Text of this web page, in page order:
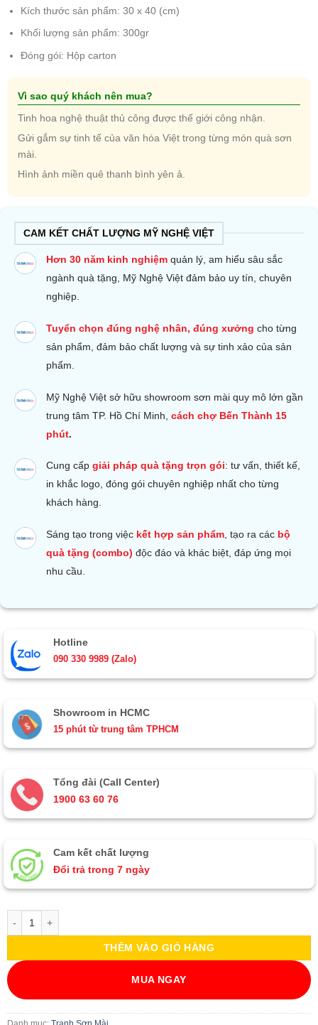
Kích thước sản phẩm: 30 x 40 (cm)
Khối lượng sản phẩm: 300gr
Đóng gói: Hộp carton
Vì sao quý khách nên mua?
Tinh hoa nghệ thuật thủ công được thế giới công nhận.
Gửi gắm sự tinh tế của văn hóa Việt trong từng món quà sơn
mài.
Hình ảnh miền quê thanh bình yên ả.
CAM KẾT CHẤT LƯỢNG MỸ NGHỆ VIỆT
Hơn 30 năm kinh nghiệm quản lý, am hiểu sâu sắc
ngành quà tặng, Mỹ Nghệ Việt đảm bảo uy tín, chuyên
nghiệp.
Tuyển chọn đúng nghệ nhân, đúng xưởngcho từng
sản phẩm, đảm bảo chất lượng và sự tinh xảo của sản
phẩm.
Mỹ Nghệ Việt sở hữu showroom sơn mài quy mô lớn gần
trung tâm TP. Hồ Chí Minh,cách chợ Bến Thành 15
phút.
Cung cấpgiải pháp quà tặng trọn gói: tư vấn, thiết kế,
in khắc logo, đóng gói chuyên nghiệp nhất cho từng
khách hàng.
Sáng tạo trong việc kết hợp sản phẩm , tạo ra các bộ
quà tặng (combo) độc đáo và khác biệt, đáp ứng mọi
nhu cầu.
Hotline
090 330 9989 (Zalo)
Showroom in HCMC
15 phút từ trung tâm TPHCM
Tổng đài (Call Center)
1900 63 60 76
Cam kết chất lượng
Đổi trả trong 7 ngày
THÊM VÀO GIỎ HÀNG
MUA NGAY